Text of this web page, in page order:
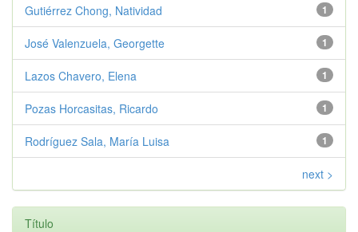
1
Gutiérrez Chong, Natividad
1
José Valenzuela, Georgette
1
Lazos Chavero, Elena
1
Pozas Horcasitas, Ricardo
1
Rodríguez Sala, María Luisa
next >
Título